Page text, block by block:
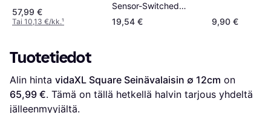
57,99 €
Tai 10,13 €/kk.¹
Sensor-Switched
Security SSL 40 A
Seinävalaisin
19,54 € 9,90 €
Tuotetiedot
Alin hinta vidaXL Square Seinävalaisin ∅ 12cm
65,99 €. Tämä on tällä hetkellä halvin tarjous yhdeltä
jälleenmyyjältä.